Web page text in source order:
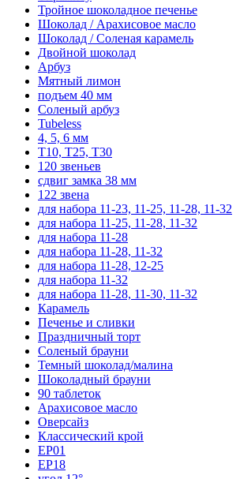
Тройное шоколадное печенье
Шоколад / Арахисовое масло
Шоколад / Соленая карамель
Двойной шоколад
Арбуз
Мятный лимон
подъем 40 мм
Соленый арбуз
Tubeless
4, 5, 6 мм
T10, T25, T30
120 звеньев
сдвиг замка 38 мм
122 звена
для набора 11-23, 11-25, 11-28, 11-32
для набора 11-25, 11-28, 11-32
для набора 11-28
для набора 11-28, 11-32
для набора 11-28, 12-25
для набора 11-32
для набора 11-28, 11-30, 11-32
Карамель
Печенье и сливки
Праздничный торт
Соленый брауни
Темный шоколад/малина
Шоколадный брауни
90 таблеток
Арахисовое масло
Оверсайз
Классический крой
EP01
EP18